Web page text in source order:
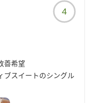
味しく楽しめました。
満足できました!ありが
4
善希望
ブスイートのシングル